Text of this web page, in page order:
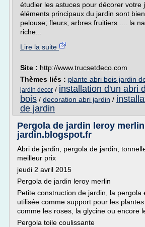
étudier les astuces pour décorer votre
éléments principaux du jardin sont
pelouse; fleurs; arbres fruitiers .... la
riche...
Lire la suite
Site : http://www.trucsetdeco.com
Thèmes liés : plante abri bois jardin
jardin decor / installation d'un abri
bois / decoration abri jardin /
de jardin
Pergola de jardin leroy
jardin.blogspot.fr
Abri de jardin, pergola de jardin,
meilleur prix
jeudi 2 avril 2015
Pergola de jardin leroy merlin
Petite construction de jardin, la pergola
utilisée comme support pour les plantes
comme les roses, la glycine ou encore
Pergola toile coulissante